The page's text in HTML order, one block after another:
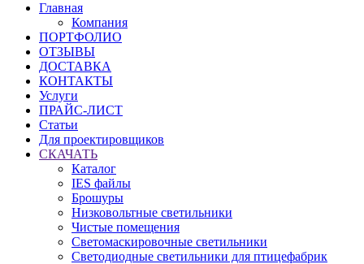
Главная
Компания
ПОРТФОЛИО
ОТЗЫВЫ
ДОСТАВКА
КОНТАКТЫ
Услуги
ПРАЙС-ЛИСТ
Статьи
Для проектировщиков
СКАЧАТЬ
Каталог
IES файлы
Брошуры
Низковольтные светильники
Чистые помещения
Светомаскировочные светильники
Светодиодные светильники для птицефабрик